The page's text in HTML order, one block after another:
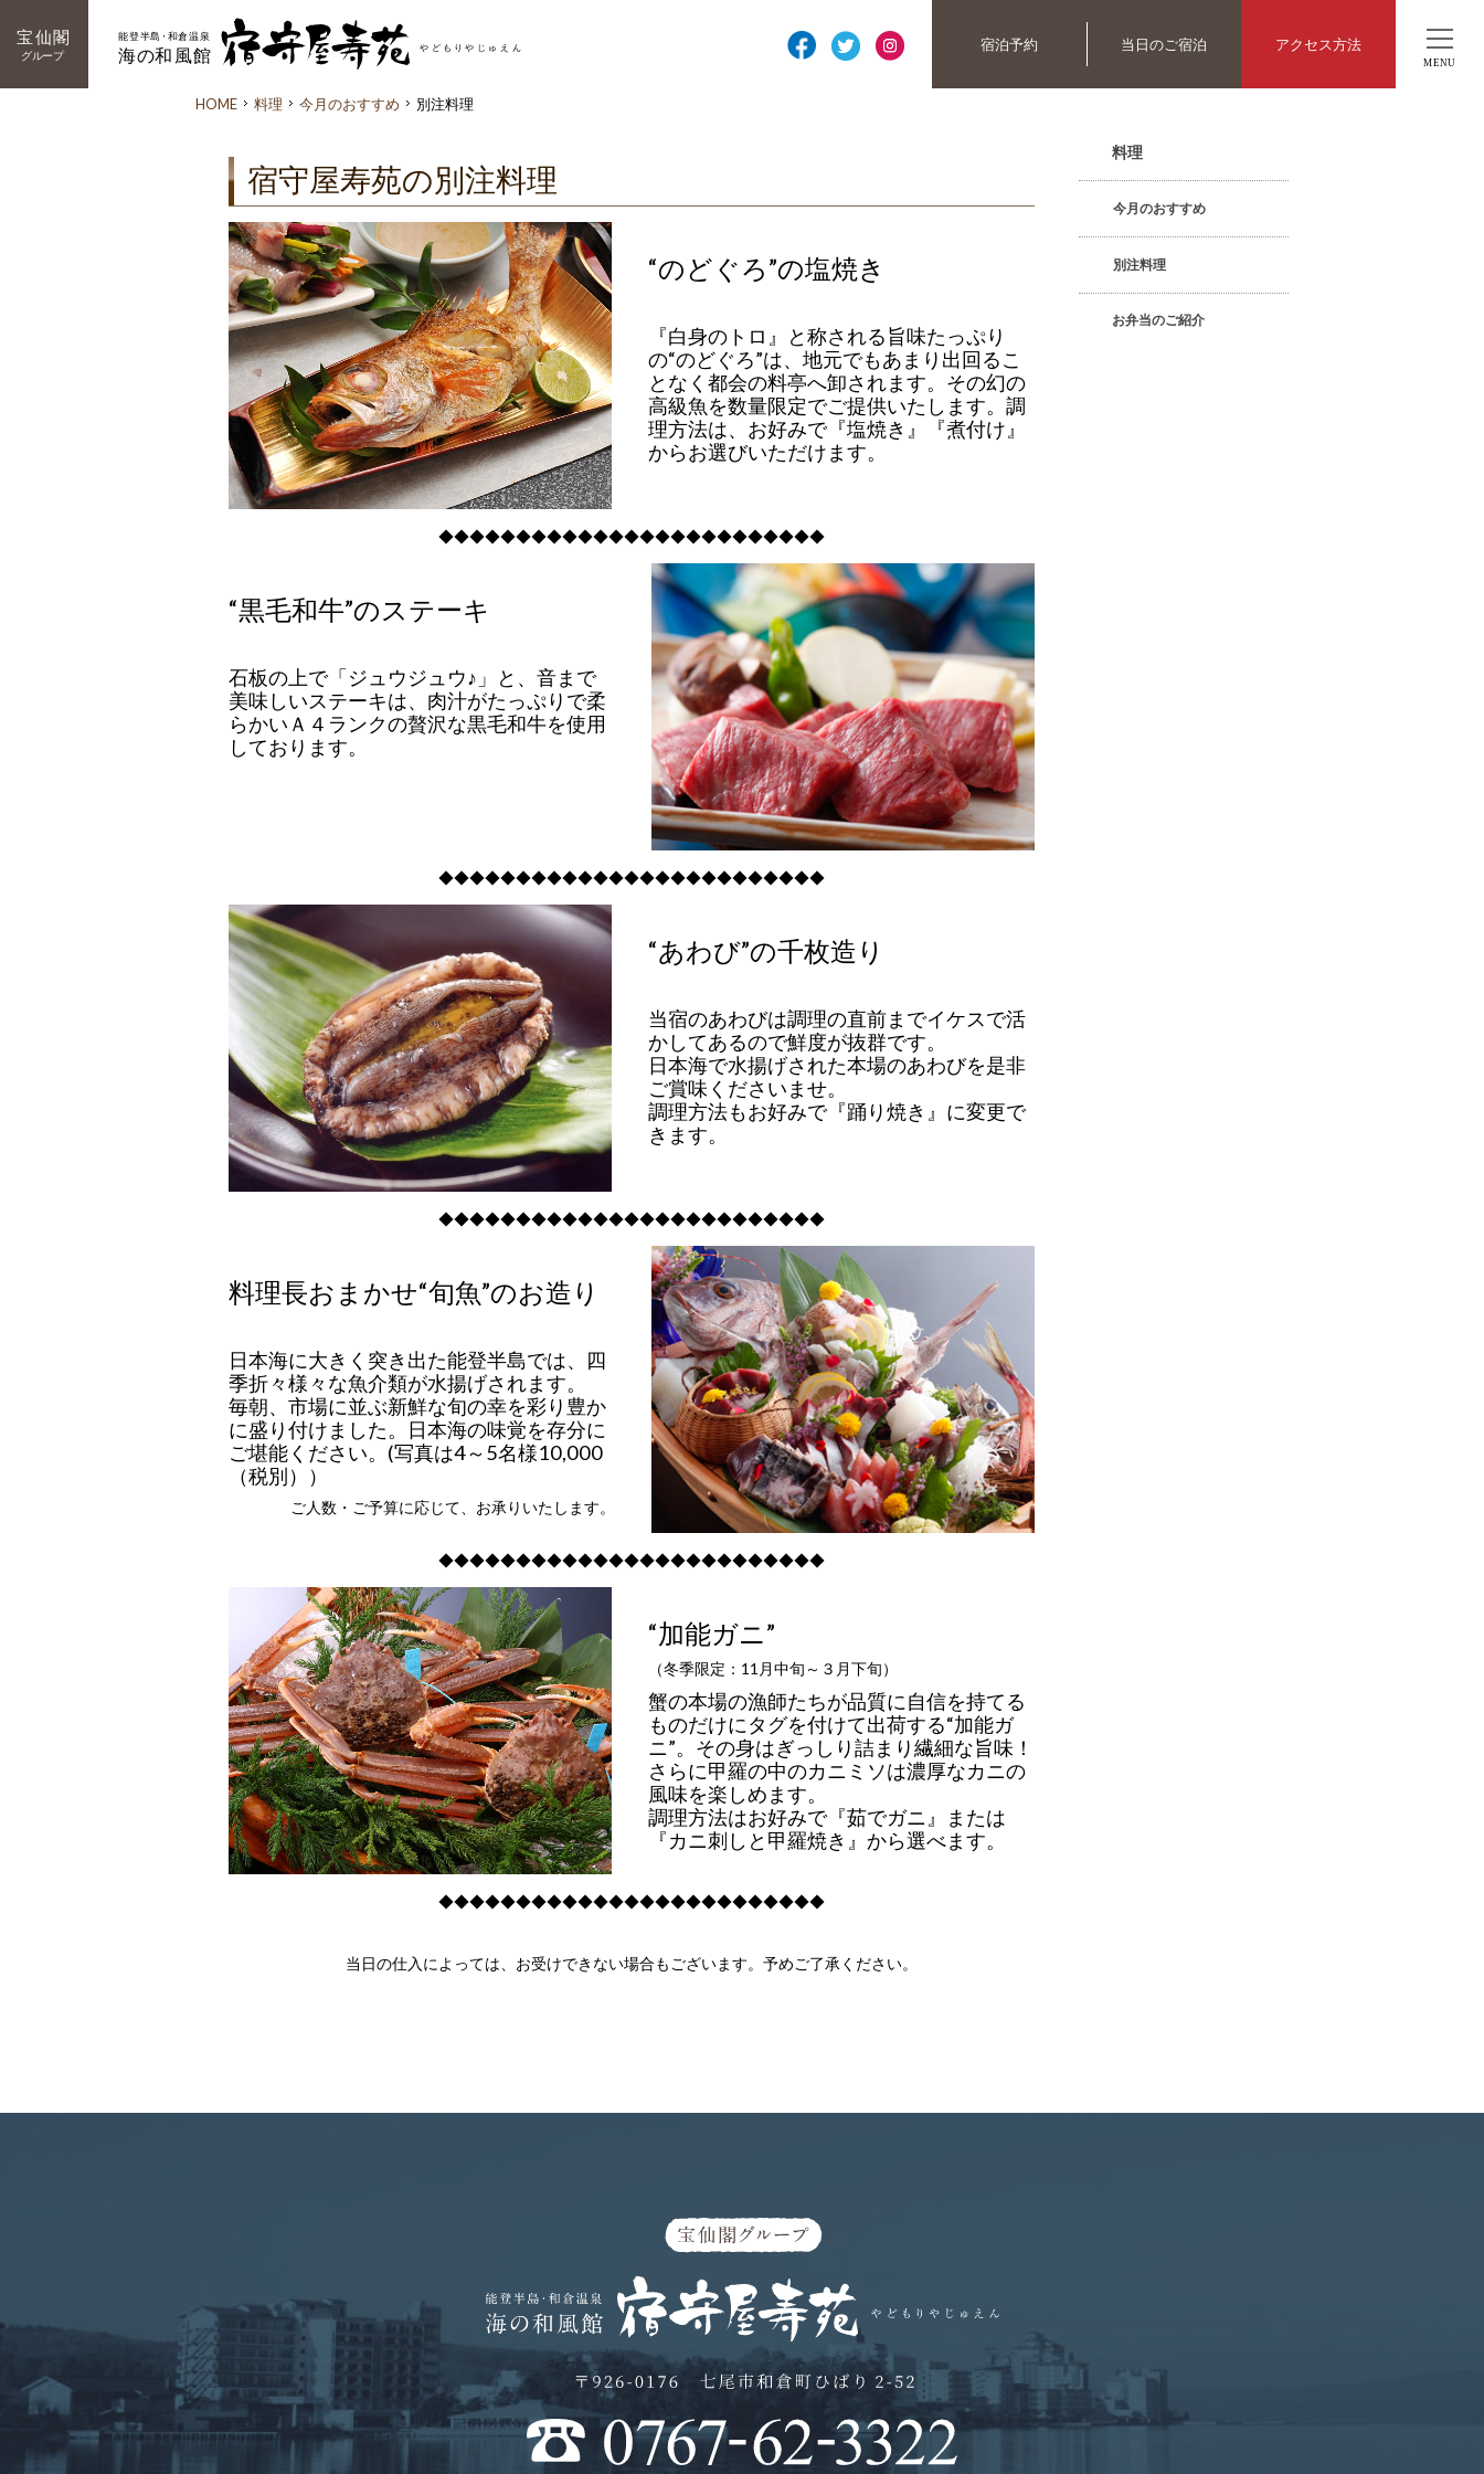
宿泊予約 当日のご宿泊 アクセス方法
MENU
HOME 料理 今月のおすすめ 別注料理
料理
今月のおすすめ
別注料理
お弁当のご紹介
宿守屋寿苑の別注料理
“のどぐろ”の塩焼き
『白身のトロ』と称される旨味たっぷり
の“のどぐろ”は、地元でもあまり出回るこ
となく都会の料亭へ卸されます。その幻の
高級魚を数量限定でご提供いたします。調
理方法は、お好みで『塩焼き』『煮付け』
からお選びいただけます。
◆◆◆◆◆◆◆◆◆◆◆◆◆◆◆◆◆◆◆◆◆◆◆◆◆
“黒毛和牛”のステーキ
石板の上で「ジュウジュウ♪」と、音まで
美味しいステーキは、肉汁がたっぷりで柔
らかいＡ４ランクの贅沢な黒毛和牛を使用
しております。
◆◆◆◆◆◆◆◆◆◆◆◆◆◆◆◆◆◆◆◆◆◆◆◆◆
“あわび”の千枚造り
当宿のあわびは調理の直前までイケスで活
かしてあるので鮮度が抜群です。
日本海で水揚げされた本場のあわびを是非
ご賞味くださいませ。
調理方法もお好みで『踊り焼き』に変更で
きます。
◆◆◆◆◆◆◆◆◆◆◆◆◆◆◆◆◆◆◆◆◆◆◆◆◆
料理長おまかせ“旬魚”のお造り
日本海に大きく突き出た能登半島では、四
季折々様々な魚介類が水揚げされます。
毎朝、市場に並ぶ新鮮な旬の幸を彩り豊か
に盛り付けました。日本海の味覚を存分に
ご堪能ください。(写真は4～5名様10,000
（税別））
ご人数・ご予算に応じて、お承りいたします。
◆◆◆◆◆◆◆◆◆◆◆◆◆◆◆◆◆◆◆◆◆◆◆◆◆
“加能ガニ”
（冬季限定：11月中旬～３月下旬）
蟹の本場の漁師たちが品質に自信を持てる
ものだけにタグを付けて出荷する“加能ガ
ニ”。その身はぎっしり詰まり繊細な旨味！
さらに甲羅の中のカニミソは濃厚なカニの
風味を楽しめます。
調理方法はお好みで『茹でガニ』または
『カニ刺しと甲羅焼き』から選べます。
◆◆◆◆◆◆◆◆◆◆◆◆◆◆◆◆◆◆◆◆◆◆◆◆◆
当日の仕入によっては、お受けできない場合もございます。予めご了承ください。